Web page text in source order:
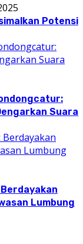
Potensi
Suara
Lumbung